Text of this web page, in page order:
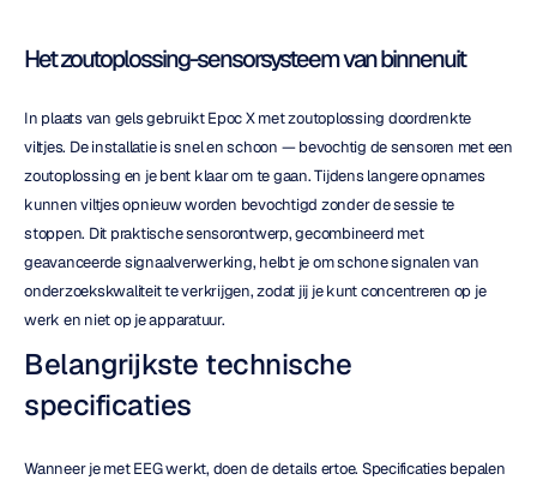
Het zoutoplossing-sensorsysteem van binnenuit
In plaats van gels gebruikt Epoc X met zoutoplossing doordrenkte
viltjes. De installatie is snel en schoon — bevochtig de sensoren met een
zoutoplossing en je bent klaar om te gaan. Tijdens langere opnames
kunnen viltjes opnieuw worden bevochtigd zonder de sessie te
stoppen. Dit praktische sensorontwerp, gecombineerd met
geavanceerde signaalverwerking, helbt je om schone signalen van
onderzoekskwaliteit te verkrijgen, zodat jij je kunt concentreren op je
werk en niet op je apparatuur.
Belangrijkste technische
specificaties
Wanneer je met EEG werkt, doen de details ertoe. Specificaties bepalen